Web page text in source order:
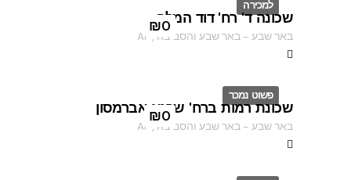
למכירה
ID
₪0
שכונה ד' רח' דוד המלך
באר שבע–באר שבע והסביבה ,
AF
פשוט נמכר
ID
₪0
שכונת רמות ברח' שרגא אברמסון
באר שבע–באר שבע והסביבה ,
AF